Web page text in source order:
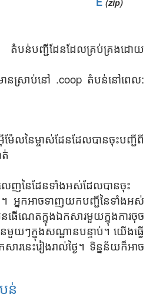
(zip)
ន់បញ្ជីដែនដែលគ្រប់គ្រងដោយ
នស្រាប់នៅ .coop តំបន់នៅពេល:
ែលនៃម្ចាស់ដែនដែលបានចុះបញ្ជីពី
េញនៃដែនទាំងអស់ដែលបានចុះ
អ្នកអាចទាញយកបញ្ជីនៃទាំងអស់
ណេតក្នុងឯកសារមួយក្នុងការចុច
មួយៗក្នុងសណ្ឋានបន្ទាប់។ យើងធ្វើ
សារនេះរៀងរាល់ថ្ងៃ។ ទិន្នន័យក៏អាច
ន់